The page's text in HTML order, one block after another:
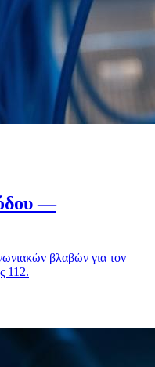
—
βλαβών για τον
112.